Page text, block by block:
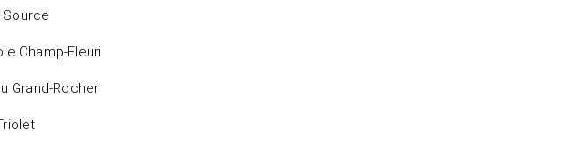
Champ-Fleuri
Grand-Rocher